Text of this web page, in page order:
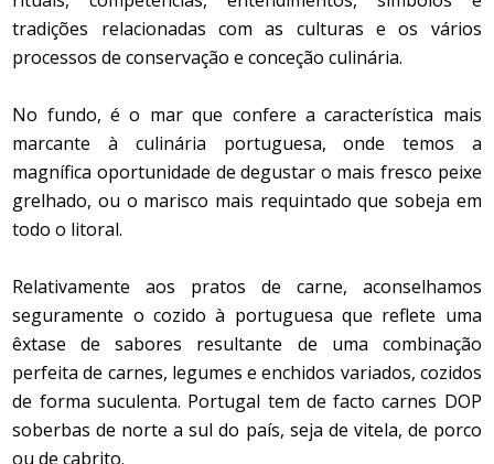
tradições relacionadas com as culturas e os vários
processos de conservação e conceção culinária.
No fundo, é o mar que confere a característica mais
marcante à culinária portuguesa, onde temos a
magnífica oportunidade de degustar o mais fresco peixe
grelhado, ou o marisco mais requintado que sobeja em
todo o litoral.
Relativamente aos pratos de carne, aconselhamos
seguramente o cozido à portuguesa que reflete uma
êxtase de sabores resultante de uma combinação
perfeita de carnes, legumes e enchidos variados, cozidos
de forma suculenta. Portugal tem de facto carnes DOP
soberbas de norte a sul do país, seja de vitela, de porco
ou de cabrito.